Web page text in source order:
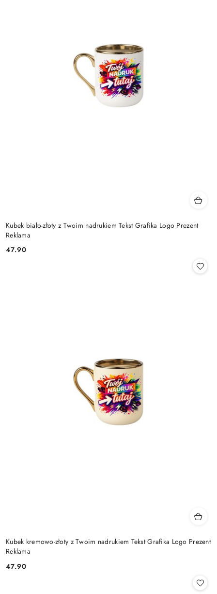
Kubek biało-złoty z Twoim nadrukiem Tekst Grafika Logo Prezent
Reklama
Cena:
47.90
Kubek kremowo-złoty z Twoim nadrukiem Tekst Grafika Logo Prezent
Reklama
Cena:
47.90